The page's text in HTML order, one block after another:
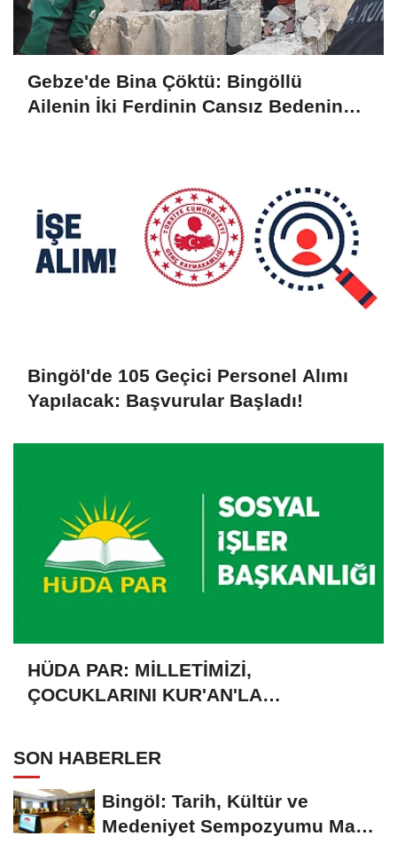
Gebze'de Bina Çöktü: Bingöllü
Ailenin İki Ferdinin Cansız Bedenine
Bingöl'de 105 Geçici Personel Alımı
Yapılacak: Başvurular Başladı!
HÜDA PAR: MİLLETİMİZİ,
ÇOCUKLARINI KUR'AN'LA
SON HABERLER
Bingöl: Tarih, Kültür ve
Medeniyet Sempozyumu Mayıs